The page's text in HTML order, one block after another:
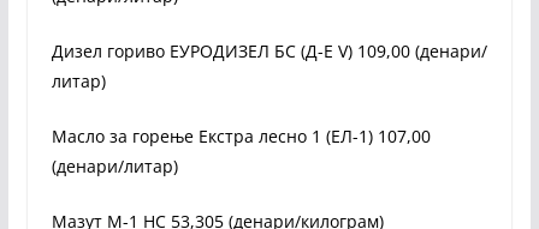
Дизел гориво ЕУРОДИЗЕЛ БС (Д-Е V) 109,00 (денари/
литар)
Масло за горење Екстра лесно 1 (ЕЛ-1) 107,00
(денари/литар)
Мазут М-1 НС 53,305 (денари/килограм)